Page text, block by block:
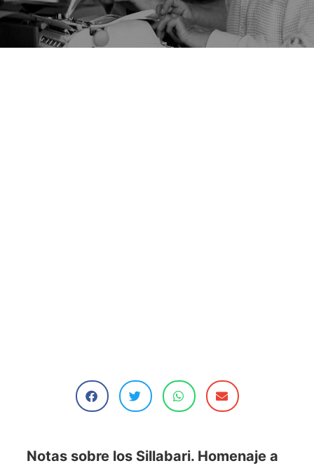
Notas sobre los Sillabari. Homenaje a